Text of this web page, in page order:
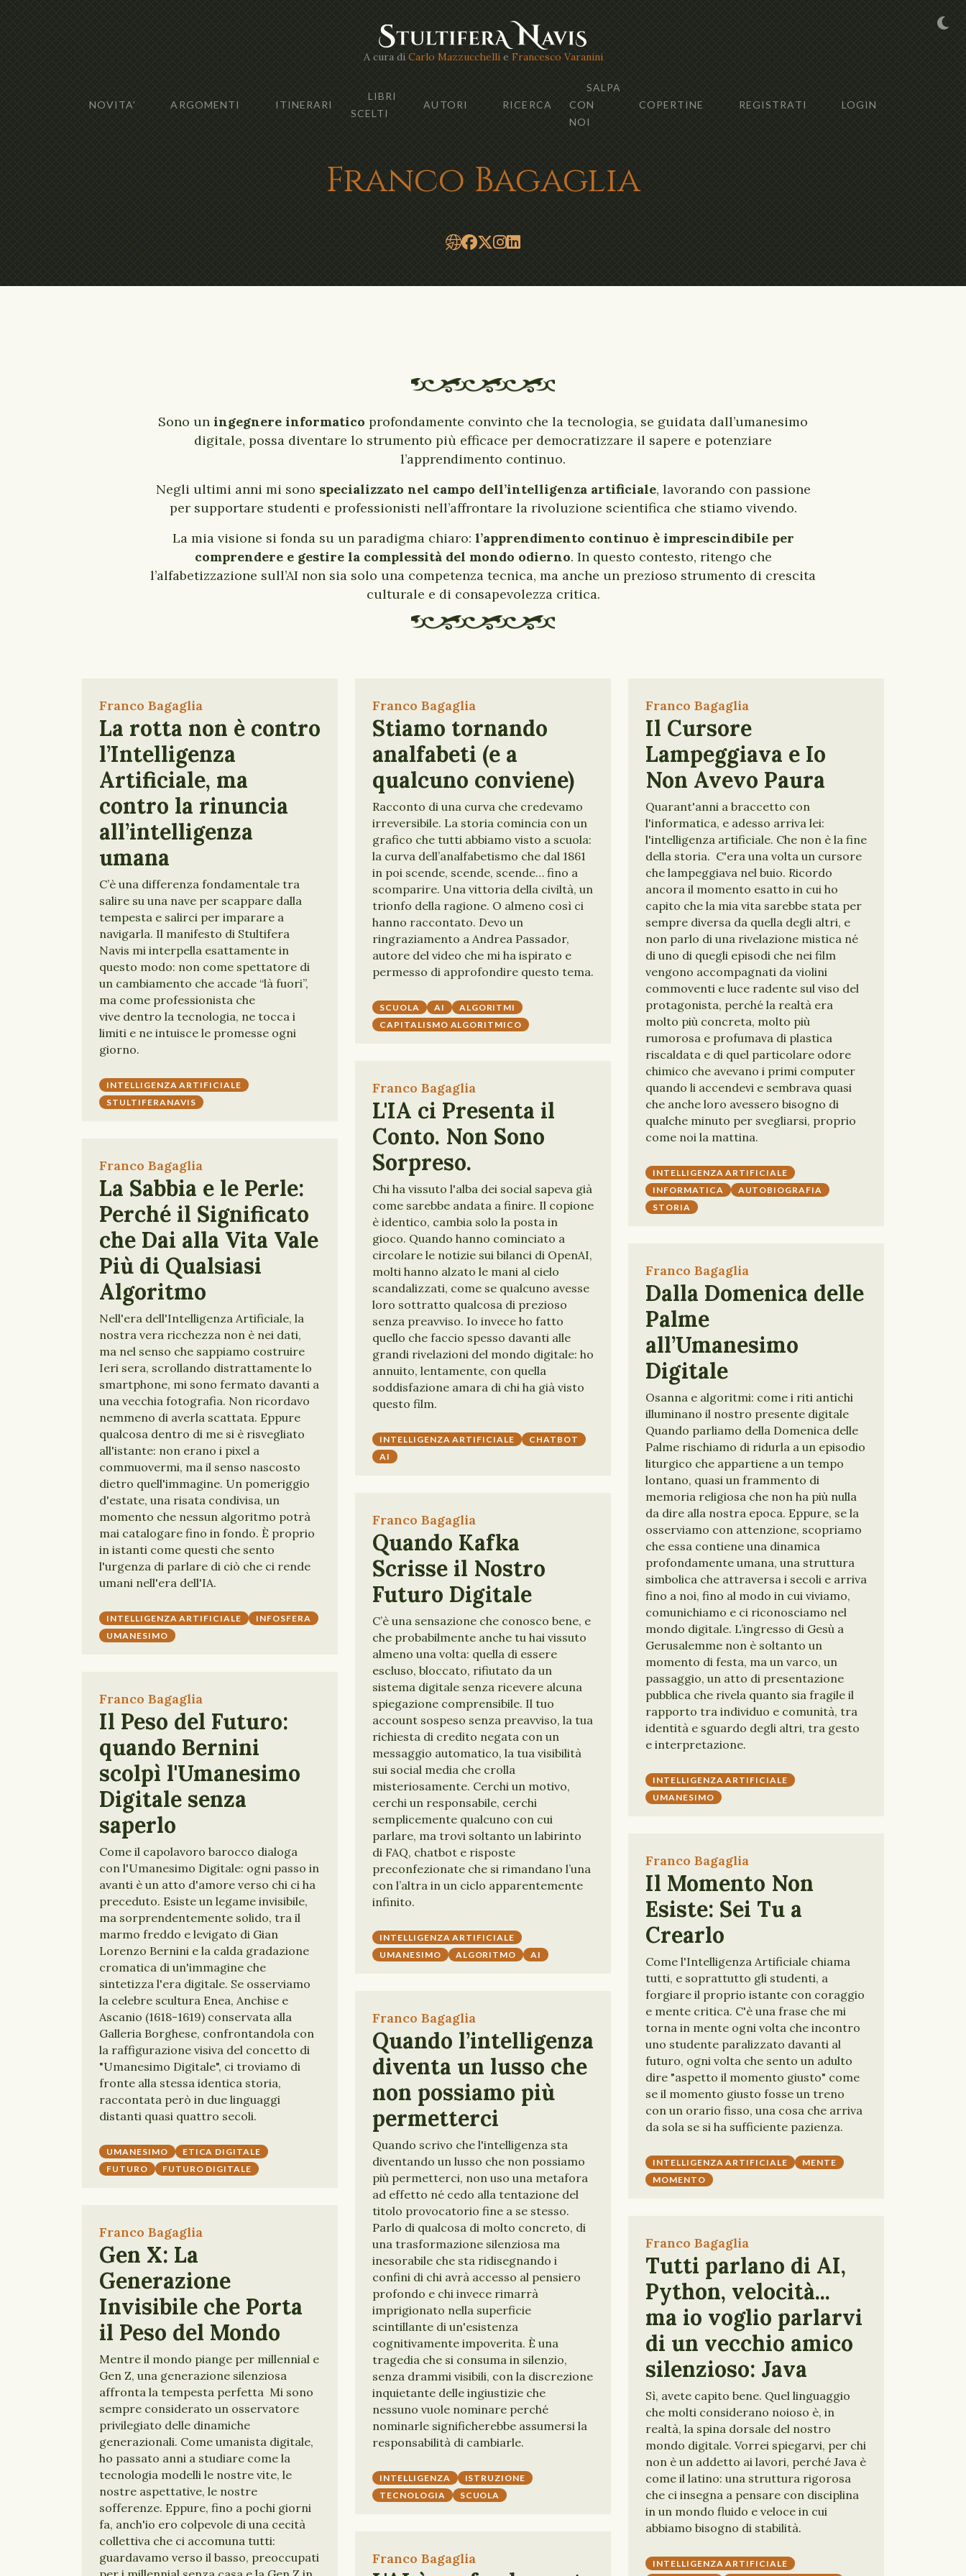
A cura di Carlo Mazzucchellie Francesco Varanini
NOVITA' ARGOMENTI ITINERARI
LIBRI
SCELTI
AUTORI RICERCA
SALPA
CON
NOI
COPERTINE REGISTRATI LOGIN
Franco Bagaglia
Sono un ingegnere informatico profondamente convinto che la tecnologia, se guidata dall’umanesimo
digitale, possa diventare lo strumento più efficace per democratizzare il sapere e potenziare
l’apprendimento continuo.
Negli ultimi anni mi sono specializzato nel campo dell’intelligenza artificiale, lavorando con passione
per supportare studenti e professionisti nell’affrontare la rivoluzione scientifica che stiamo vivendo.
La mia visione si fonda su un paradigma chiaro: l’apprendimento continuo è imprescindibile per
comprendere e gestire la complessità del mondo odierno. In questo contesto, ritengo che
l’alfabetizzazione sull’AI non sia solo una competenza tecnica, ma anche un prezioso strumento di crescita
culturale e di consapevolezza critica.
Franco Bagaglia
La rotta non è contro
l’Intelligenza
Artificiale, ma
contro la rinuncia
all’intelligenza
umana
C’è una differenza fondamentale tra
salire su una nave per scappare dalla
tempesta e salirci per imparare a
navigarla. Il manifesto di Stultifera
Navis mi interpella esattamente in
questo modo: non come spettatore di
un cambiamento che accade “là fuori”,
ma come professionista che
vive dentro la tecnologia, ne tocca i
limiti e ne intuisce le promesse ogni
giorno.
INTELLIGENZA ARTIFICIALE
STULTIFERANAVIS
Franco Bagaglia
Stiamo tornando
analfabeti (e a
qualcuno conviene)
Racconto di una curva che credevamo
irreversibile. La storia comincia con un
grafico che tutti abbiamo visto a scuola:
la curva dell’analfabetismo che dal 1861
in poi scende, scende, scende… fino a
scomparire. Una vittoria della civiltà, un
trionfo della ragione. O almeno così ci
hanno raccontato. Devo un
ringraziamento a Andrea Passador,
autore del video che mi ha ispirato e
permesso di approfondire questo tema.
SCUOLA AI
ALGORITMI
CAPITALISMO ALGORITMICO
Franco Bagaglia
Il Cursore
Lampeggiava e Io
Non Avevo Paura
Quarant'anni a braccetto con
l'informatica, e adesso arriva lei:
l'intelligenza artificiale. Che non è la fine
della storia. C'era una volta un cursore
che lampeggiava nel buio. Ricordo
ancora il momento esatto in cui ho
capito che la mia vita sarebbe stata per
sempre diversa da quella degli altri, e
non parlo di una rivelazione mistica né
di uno di quegli episodi che nei film
vengono accompagnati da violini
commoventi e luce radente sul viso del
protagonista, perché la realtà era
molto più concreta, molto più
rumorosa e profumava di plastica
riscaldata e di quel particolare odore
chimico che avevano i primi computer
quando li accendevi e sembrava quasi
che anche loro avessero bisogno di
qualche minuto per svegliarsi, proprio
come noi la mattina.
INTELLIGENZA ARTIFICIALE
INFORMATICA
AUTOBIOGRAFIA
STORIA
Franco Bagaglia
L'IA ci Presenta il
Conto. Non Sono
Sorpreso.
Chi ha vissuto l'alba dei social sapeva già
come sarebbe andata a finire. Il copione
è identico, cambia solo la posta in
gioco. Quando hanno cominciato a
circolare le notizie sui bilanci di OpenAI,
molti hanno alzato le mani al cielo
scandalizzati, come se qualcuno avesse
loro sottratto qualcosa di prezioso
senza preavviso. Io invece ho fatto
quello che faccio spesso davanti alle
grandi rivelazioni del mondo digitale: ho
annuito, lentamente, con quella
soddisfazione amara di chi ha già visto
questo film.
INTELLIGENZA ARTIFICIALE
CHATBOT
AI
Franco Bagaglia
La Sabbia e le Perle:
Perché il Significato
che Dai alla Vita Vale
Più di Qualsiasi
Algoritmo
Nell'era dell'Intelligenza Artificiale, la
nostra vera ricchezza non è nei dati,
ma nel senso che sappiamo costruire
Ieri sera, scrollando distrattamente lo
smartphone, mi sono fermato davanti a
una vecchia fotografia. Non ricordavo
nemmeno di averla scattata. Eppure
qualcosa dentro di me si è risvegliato
all'istante: non erano i pixel a
commuovermi, ma il senso nascosto
dietro quell'immagine. Un pomeriggio
d'estate, una risata condivisa, un
momento che nessun algoritmo potrà
mai catalogare fino in fondo. È proprio
in istanti come questi che sento
l'urgenza di parlare di ciò che ci rende
umani nell'era dell'IA.
INTELLIGENZA ARTIFICIALE
INFOSFERA
UMANESIMO
Franco Bagaglia
Dalla Domenica delle
Palme
all’Umanesimo
Digitale
Osanna e algoritmi: come i riti antichi
illuminano il nostro presente digitale
Quando parliamo della Domenica delle
Palme rischiamo di ridurla a un episodio
liturgico che appartiene a un tempo
lontano, quasi un frammento di
memoria religiosa che non ha più nulla
da dire alla nostra epoca. Eppure, se la
osserviamo con attenzione, scopriamo
che essa contiene una dinamica
profondamente umana, una struttura
simbolica che attraversa i secoli e arriva
fino a noi, fino al modo in cui viviamo,
comunichiamo e ci riconosciamo nel
mondo digitale. L’ingresso di Gesù a
Gerusalemme non è soltanto un
momento di festa, ma un varco, un
passaggio, un atto di presentazione
pubblica che rivela quanto sia fragile il
rapporto tra individuo e comunità, tra
identità e sguardo degli altri, tra gesto
e interpretazione.
INTELLIGENZA ARTIFICIALE
UMANESIMO
Franco Bagaglia
Quando Kafka
Scrisse il Nostro
Futuro Digitale
C’è una sensazione che conosco bene, e
che probabilmente anche tu hai vissuto
almeno una volta: quella di essere
escluso, bloccato, rifiutato da un
sistema digitale senza ricevere alcuna
spiegazione comprensibile. Il tuo
account sospeso senza preavviso, la tua
richiesta di credito negata con un
messaggio automatico, la tua visibilità
sui social media che crolla
misteriosamente. Cerchi un motivo,
cerchi un responsabile, cerchi
semplicemente qualcuno con cui
parlare, ma trovi soltanto un labirinto
di FAQ, chatbot e risposte
preconfezionate che si rimandano l’una
con l’altra in un ciclo apparentemente
infinito.
INTELLIGENZA ARTIFICIALE
UMANESIMO
ALGORITMO AI
Franco Bagaglia
Il Peso del Futuro:
quando Bernini
scolpì l'Umanesimo
Digitale senza
saperlo
Come il capolavoro barocco dialoga
con l'Umanesimo Digitale: ogni passo in
avanti è un atto d'amore verso chi ci ha
preceduto. Esiste un legame invisibile,
ma sorprendentemente solido, tra il
marmo freddo e levigato di Gian
Lorenzo Bernini e la calda gradazione
cromatica di un'immagine che
sintetizza l'era digitale. Se osserviamo
la celebre scultura Enea, Anchise e
Ascanio (1618-1619) conservata alla
Galleria Borghese, confrontandola con
la raffigurazione visiva del concetto di
"Umanesimo Digitale", ci troviamo di
fronte alla stessa identica storia,
raccontata però in due linguaggi
distanti quasi quattro secoli.
UMANESIMO
ETICA DIGITALE
FUTURO
FUTURO DIGITALE
Franco Bagaglia
Il Momento Non
Esiste: Sei Tu a
Crearlo
Come l'Intelligenza Artificiale chiama
tutti, e soprattutto gli studenti, a
forgiare il proprio istante con coraggio
e mente critica. C'è una frase che mi
torna in mente ogni volta che incontro
uno studente paralizzato davanti al
futuro, ogni volta che sento un adulto
dire "aspetto il momento giusto" come
se il momento giusto fosse un treno
con un orario fisso, una cosa che arriva
da sola se si ha sufficiente pazienza.
INTELLIGENZA ARTIFICIALE
MENTE
MOMENTO
Franco Bagaglia
Quando l’intelligenza
diventa un lusso che
non possiamo più
permetterci
Quando scrivo che l'intelligenza sta
diventando un lusso che non possiamo
più permetterci, non uso una metafora
ad effetto né cedo alla tentazione del
titolo provocatorio fine a se stesso.
Parlo di qualcosa di molto concreto, di
una trasformazione silenziosa ma
inesorabile che sta ridisegnando i
confini di chi avrà accesso al pensiero
profondo e chi invece rimarrà
imprigionato nella superficie
scintillante di un'esistenza
cognitivamente impoverita. È una
tragedia che si consuma in silenzio,
senza drammi visibili, con la discrezione
inquietante delle ingiustizie che
nessuno vuole nominare perché
nominarle significherebbe assumersi la
responsabilità di cambiarle.
INTELLIGENZA
ISTRUZIONE
TECNOLOGIA
SCUOLA
Franco Bagaglia
Gen X: La
Generazione
Invisibile che Porta
il Peso del Mondo
Mentre il mondo piange per millennial e
Gen Z, una generazione silenziosa
affronta la tempesta perfetta Mi sono
sempre considerato un osservatore
privilegiato delle dinamiche
generazionali. Come umanista digitale,
ho passato anni a studiare come la
tecnologia modelli le nostre vite, le
nostre aspettative, le nostre
sofferenze. Eppure, fino a pochi giorni
fa, anch'io ero colpevole di una cecità
collettiva che ci accomuna tutti:
guardavamo verso il basso, preoccupati
Franco Bagaglia
Tutti parlano di AI,
Python, velocità...
ma io voglio parlarvi
di un vecchio amico
silenzioso: Java
Sì, avete capito bene. Quel linguaggio
che molti considerano noioso è, in
realtà, la spina dorsale del nostro
mondo digitale. Vorrei spiegarvi, per chi
non è un addetto ai lavori, perché Java è
come il latino: una struttura rigorosa
che ci insegna a pensare con disciplina
in un mondo fluido e veloce in cui
abbiamo bisogno di stabilità.
INTELLIGENZA ARTIFICIALE
Franco Bagaglia